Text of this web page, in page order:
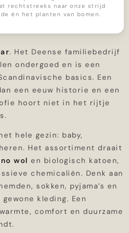
rechtstreeks naar onze strijd
én het planten van bomen.
. Het Deense familiebedrijf
ondergoed en is een
basics. Een
een eeuw historie en een
hoort niet in het rijtje
hele gezin: baby,
Het assortiment draait
wol en biologisch katoen,
chemicaliën. Denk aan
sokken, pyjama’s en
kleding. Een
comfort en duurzame